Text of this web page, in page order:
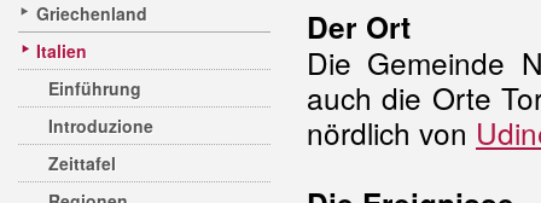
Griechenland
Italien
Einführung
Introduzione
Zeittafel
Der Ort
Die Gemeinde
auch die Orte
nördlich von